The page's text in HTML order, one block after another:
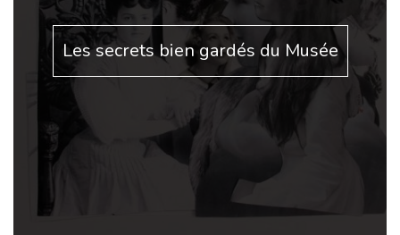
Les secrets bien gardés du Musée